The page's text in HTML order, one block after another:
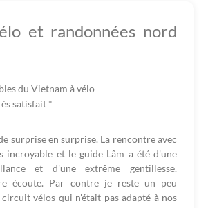
et randonnées nord
du Vietnam à vélo
satisfait *
surprise en surprise. La rencontre avec
incroyable et le guide Lâm a été d'une
et d'une extrême gentillesse.
écoute. Par contre je reste un peu
vélos qui n'était pas adapté à nos